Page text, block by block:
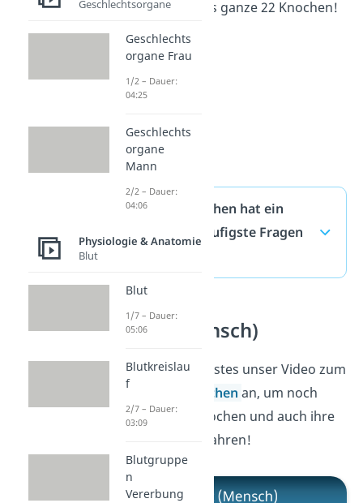
Kopfnicken sind es ganze 22 Knochen!
Wie viele Knochen hat ein
Mensch? — häufigste Fragen
Skelett (Mensch)
Schau dir als Nächstes unser Video zum
Skelett des Menschen an, um noch
mehr über die Knochen und auch ihre
Funktionen zu erfahren!
Geschlechtsorgane
Geschlechts
organe Frau
1/2 – Dauer:
04:25
Geschlechts
organe
Mann
2/2 – Dauer:
04:06
Physiologie & Anatomie
Blut
Blut
1/7 – Dauer:
05:06
Blutkreislau
f
2/7 – Dauer:
03:09
Blutgruppe
n
Vererbung